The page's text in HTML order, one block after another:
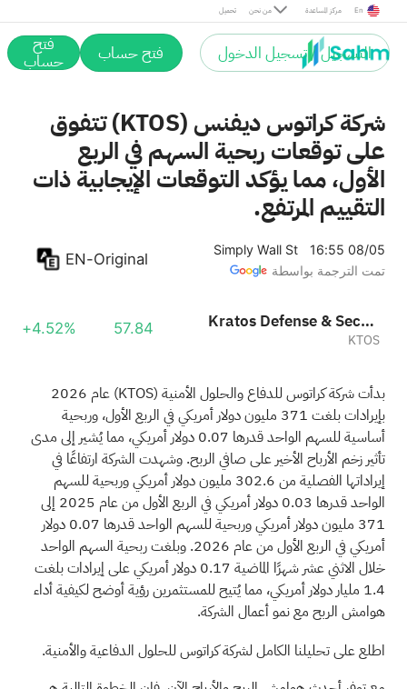
تحميل من نحن مركز المساعدة En
التسجيل / تسجيل الدخول فتح حساب فتح
حساب
شركة كراتوس ديفنس (KTOS) تتفوق
على توقعات ربحية السهم في الربع
الأول، مما يؤكد التوقعات الإيجابية ذات
التقييم المرتفع.
Simply Wall St
16:55 08/05
تمت الترجمة بواسطة
EN-Original
Kratos Defense & Security Solutions, Inc.
KTOS
57.84
+4.52%
بدأت شركة كراتوس للدفاع والحلول الأمنية (KTOS)
عام 2026
بإيرادات بلغت 371 مليون دولار أمريكي في الربع الأول، وربحية
أساسية للسهم الواحد قدرها 0.07 دولار أمريكي، مما يُشير إلى مدى
تأثير زخم الأرباح الأخير على صافي الربح. وشهدت الشركة ارتفاعًا في
إيراداتها الفصلية من 302.6 مليون دولار أمريكي وربحية للسهم
الواحد قدرها 0.03 دولار أمريكي في الربع الأول من عام 2025 إلى
371 مليون دولار أمريكي وربحية للسهم الواحد قدرها 0.07 دولار
أمريكي في الربع الأول من عام 2026. وبلغت ربحية السهم الواحد
خلال الاثني عشر شهرًا الماضية 0.17 دولار أمريكي على إيرادات بلغت
1.4 مليار دولار أمريكي، مما يُتيح للمستثمرين رؤية أوضح لكيفية أداء
هوامش الربح مع نمو أعمال الشركة.
اطلع على تحليلنا الكامل لشركة كراتوس للحلول الدفاعية والأمنية.